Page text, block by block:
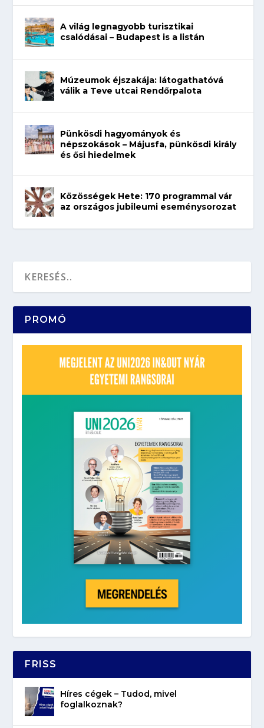
A világ legnagyobb turisztikai
csalódásai – Budapest is a listán
Múzeumok éjszakája: látogathatóvá
válik a Teve utcai Rendőrpalota
Pünkösdi hagyományok és
népszokások – Májusfa, pünkösdi király
és ősi hiedelmek
Közösségek Hete: 170 programmal vár
az országos jubileumi eseménysorozat
PROMÓ
FRISS
Híres cégek – Tudod, mivel
foglalkoznak?